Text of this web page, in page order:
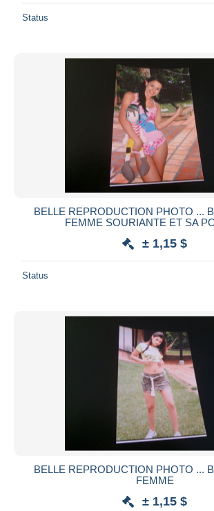
Status
BELLE REPRODUCTION PHOTO ...
FEMME SOURIANTE ET SA
± 1,15 $
Status
BELLE REPRODUCTION PHOTO ...
FEMME
± 1,15 $